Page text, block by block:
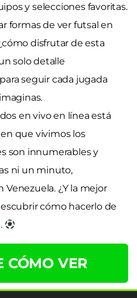
y selecciones favoritas.
formas de ver futsal en
disfrutar de esta
solo detalle
seguir cada jugada
en vivo en línea está
que vivimos los
son innumerables y
ni un minuto,
¿Y la mejor
cómo hacerlo de
CÓMO VER